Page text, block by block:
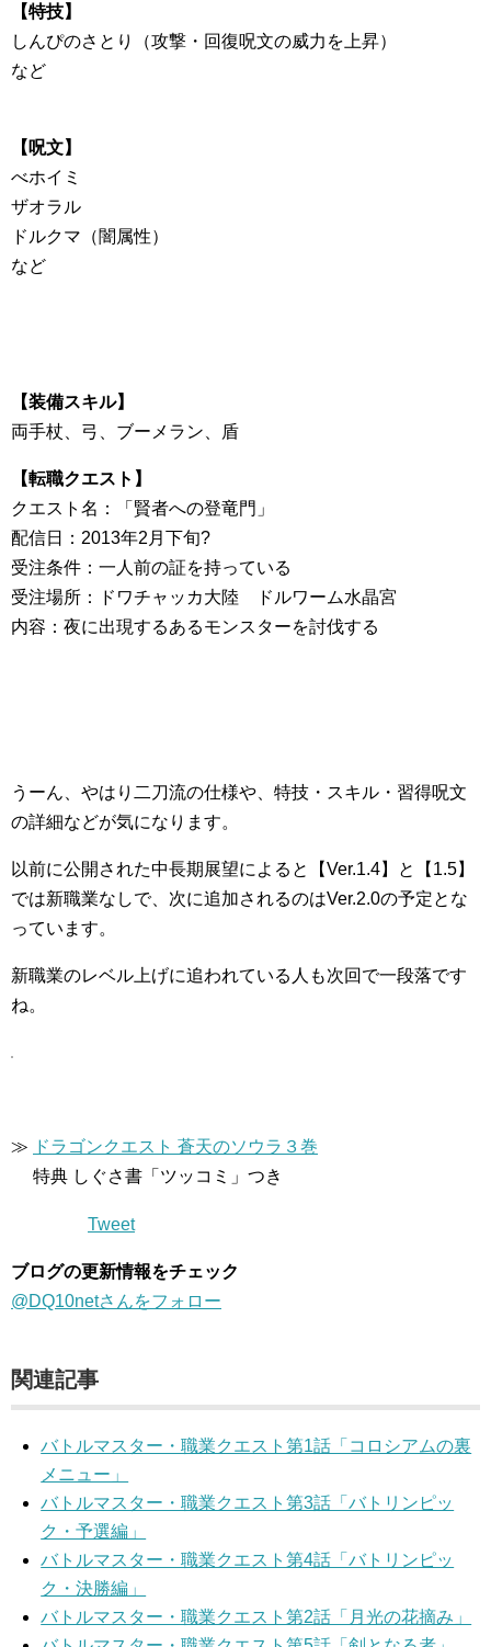
【特技】
しんぴのさとり（攻撃・回復呪文の威力を上昇）
など
【呪文】
べホイミ
ザオラル
ドルクマ（闇属性）
など
【装備スキル】
両手杖、弓、ブーメラン、盾
【転職クエスト】
クエスト名：「賢者への登竜門」
配信日：2013年2月下旬?
受注条件：一人前の証を持っている
受注場所：ドワチャッカ大陸 ドルワーム水晶宮
内容：夜に出現するあるモンスターを討伐する
うーん、やはり二刀流の仕様や、特技・スキル・習得呪文
の詳細などが気になります。
以前に公開された中長期展望によると【Ver.1.4】と【1.5】
では新職業なしで、次に追加されるのはVer.2.0の予定とな
っています。
新職業のレベル上げに追われている人も次回で一段落です
ね。
≫ ドラゴンクエスト 蒼天のソウラ３巻
特典 しぐさ書「ツッコミ」つき
Tweet
ブログの更新情報をチェック
@DQ10netさんをフォロー
関連記事
バトルマスター・職業クエスト第1話「コロシアムの裏
メニュー」
バトルマスター・職業クエスト第3話「バトリンピッ
ク・予選編」
バトルマスター・職業クエスト第4話「バトリンピッ
ク・決勝編」
バトルマスター・職業クエスト第2話「月光の花摘み」